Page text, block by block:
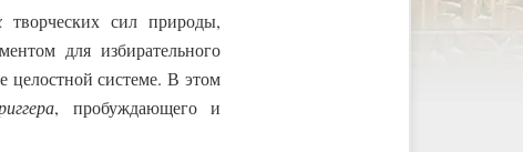
творческих сил природы,
для избирательного
системе. В этом
, пробуждающего и